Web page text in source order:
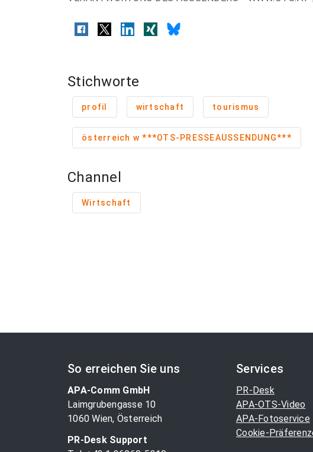
Stichworte
profil wirtschaft tourismus
österreich w ***OTS-PRESSEAUSSENDUNG***
Channel
Wirtschaft
So erreichen Sie uns
APA-Comm GmbH
Laimgrubengasse 10
1060 Wien, Österreich
PR-Desk Support
Services
PR-Desk
APA-OTS-Video
APA-Fotoservice
Cookie-